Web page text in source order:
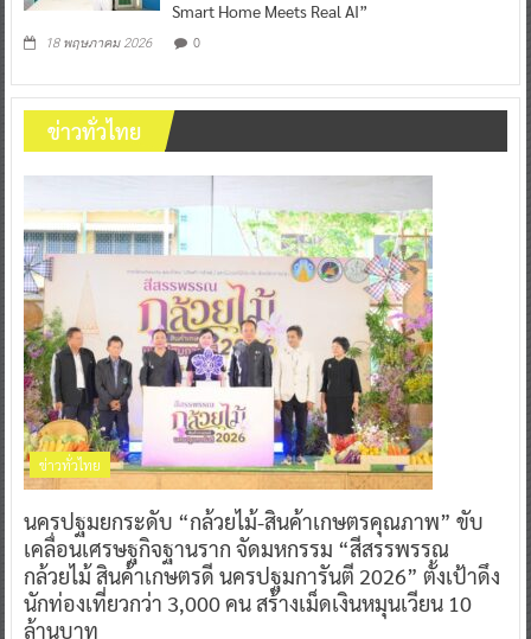
Smart Home Meets Real AI”
18 พฤษภาคม 2026 0
ข่าวทั่วไทย
ข่าวทั่วไทย
นครปฐมยกระดับ “กล้วยไม้-สินค้าเกษตรคุณภาพ” ขับ
เคลื่อนเศรษฐกิจฐานราก จัดมหกรรม “สีสรรพรรณ
กล้วยไม้ สินค้าเกษตรดี นครปฐมการันตี 2026” ตั้งเป้าดึง
นักท่องเที่ยวกว่า 3,000 คน สร้างเม็ดเงินหมุนเวียน 10
ล้านบาท